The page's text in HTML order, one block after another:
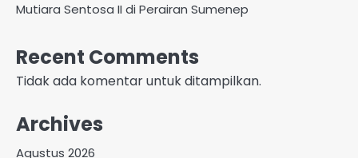
Mutiara Sentosa II di Perairan Sumenep
Recent Comments
Tidak ada komentar untuk ditampilkan.
Archives
Agustus 2026